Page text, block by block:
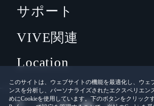
このサイトは、ウェブサイトの機能を最適化し、ウェ
ンスを分析し、パーソナライズされたエクスペリエン
めにCookieを使用しています。下のボタンをクリック
サポート
VIVE関連
Location